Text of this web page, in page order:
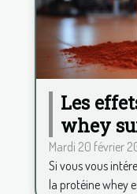
Les
whey
Mardi 20 février
Si vous vous
la protéine whey